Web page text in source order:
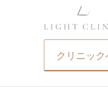
クリニッ